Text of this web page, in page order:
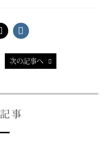
次の記事へ
事